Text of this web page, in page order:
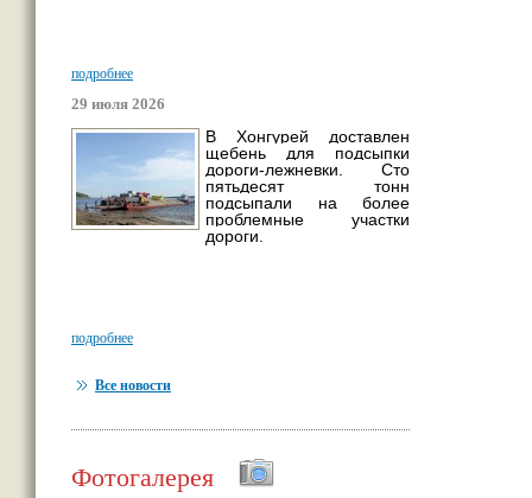
подробнее
29 июля 2026
В Хонгурей доставлен
щебень для подсыпки
дороги-лежневки. Сто
пятьдесят тонн
подсыпали на более
проблемные участки
дороги.
подробнее
Все новости
Фотогалерея